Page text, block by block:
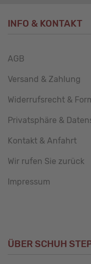
INFO & KONTAKT
AGB
Versand & Zahlung
Widerrufsrecht &
Privatsphäre &
Kontakt & Anfahrt
Wir rufen Sie zurück
Impressum
ÜBER SCHUH